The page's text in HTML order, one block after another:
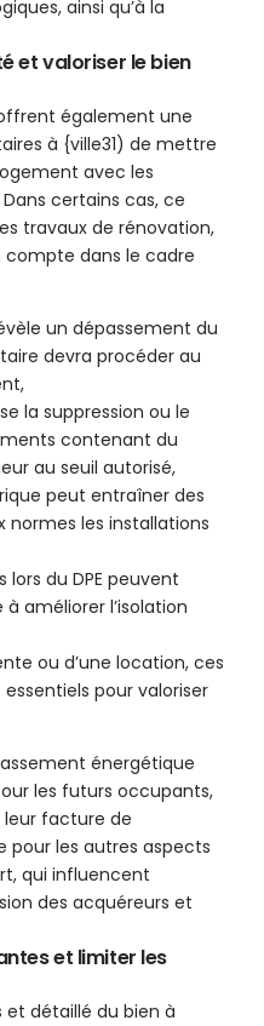
ainsi qu’à la
et valoriser le bien
également une
à {ville31) de mettre
avec les
certains cas, ce
travaux de rénovation,
dans le cadre
un dépassement du
devra procéder au
la suppression ou le
contenant du
au seuil autorisé,
peut entraîner des
les installations
lors du DPE peuvent
améliorer l’isolation
ou d’une location, ces
pour valoriser
énergétique
les futurs occupants,
facture de
pour les autres aspects
qui influencent
des acquéreurs et
et limiter les
et détaillé du bien à